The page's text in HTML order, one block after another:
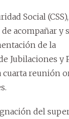
Social
acompañar y
de la
Jubilaciones y
cuarta reunión
del